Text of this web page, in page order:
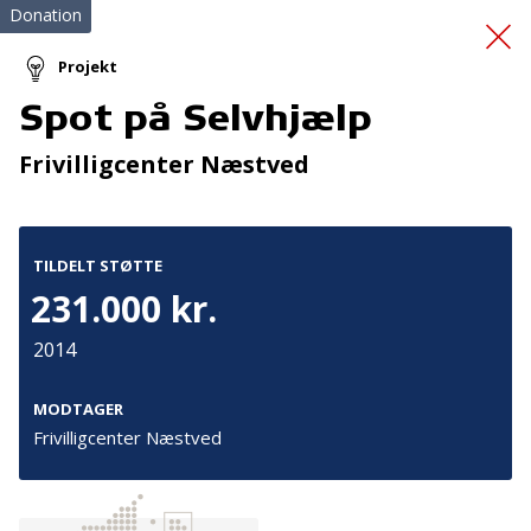
Redningsveste
Donation
Projekt
Spot på Selvhjælp
Frivilligcenter Næstved
TILDELT STØTTE
231.000 kr.
2014
MODTAGER
Frivilligcenter Næstved
Tilmeld nyhedsbrev
De seneste nyheder om TrygFondens og TryghedsGruppens
aktiviteter direkte i din indbakke.
Tilmeld